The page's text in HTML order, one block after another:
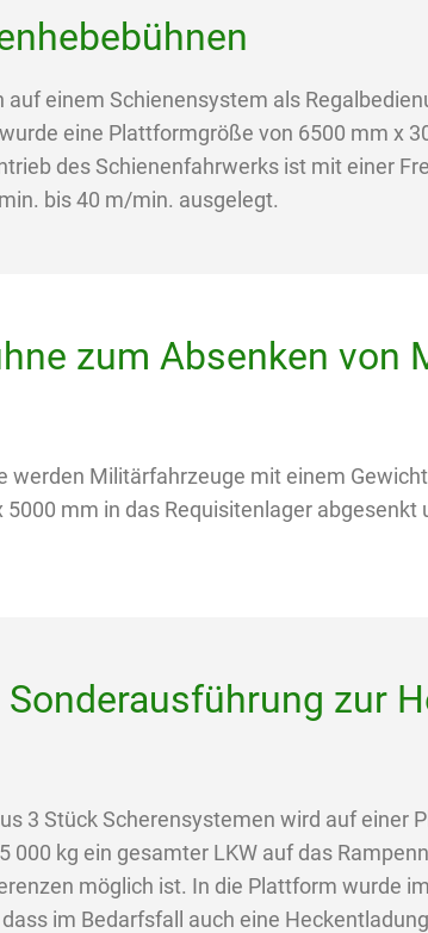
einem Schienensystem als
eine Plattformgröße von 6500 mm x
des Schienenfahrwerks ist mit einer
bis 40 m/min. ausgelegt.
zum Absenken von
werden Militärfahrzeuge mit einem
mm in das Requisitenlager abgesenkt
zur
3 Stück Scherensystemen wird auf einer
000 kg ein gesamter LKW auf das
möglich ist. In die Plattform wurde
im Bedarfsfall auch eine